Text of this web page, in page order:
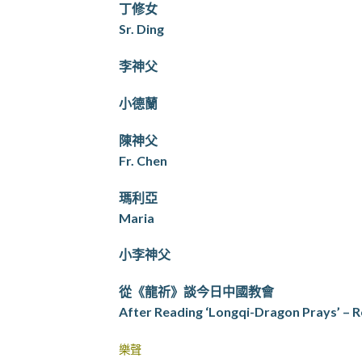
丁修女
Sr. Ding
李神父
小德蘭
陳神父
Fr. Chen
瑪利亞
Maria
小李神父
從《龍祈》談今日中國教會
After Reading ‘Longqi-Dragon Prays’ –
樂聲